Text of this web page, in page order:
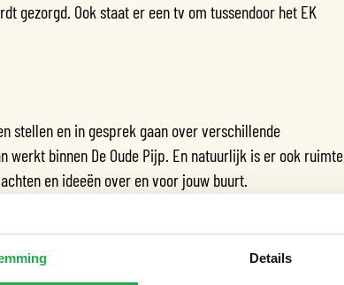
Details
gezorgd. Ook staat er een tv om tussendoor het EK
stellen en in gesprek gaan over verschillende
werkt binnen De Oude Pijp. En natuurlijk is er ook ruimte
en ideeën over en voor jouw buurt.
andere in gesprek over de volgende onderwerpen:
Pijp veilig en leefbaar te houden, wordt deze autoluw.